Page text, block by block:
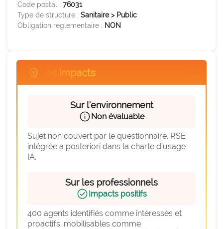
Parcours de médecine
expertise_parcours_medicaux
Périnatalité
expertise_perinatalite
Psychiatrie Santé Mentale
SMR
expertise_smr
Soins critiques
Code postal : 76031
Type de structure : Sanitaire > Public
Obligation réglementaire : NON
workspace_premium Les impacts
Sur l'environnement
infoNon évaluable
Sujet non couvert par le questionnaire. RSE
intégrée a posteriori dans la charte d'usage
IA.
Sur les professionnels
check_circleImpacts positifs
400 agents identifiés comme intéressés et
proactifs, mobilisables comme